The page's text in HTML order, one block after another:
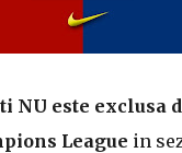
NU este exclusa
League in